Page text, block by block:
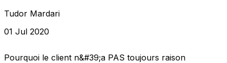
Tudor Mardari
01 Jul 2020
Pourquoi le client n&#39;a PAS toujours raison